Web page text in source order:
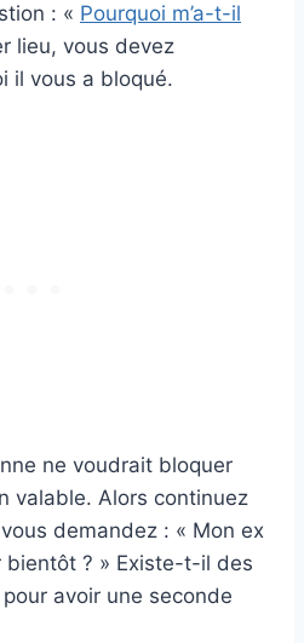
: « Pourquoi m’a-t-il
lieu, vous devez
il vous a bloqué.
ne voudrait bloquer
valable. Alors continuez
demandez : « Mon ex
? » Existe-t-il des
avoir une seconde